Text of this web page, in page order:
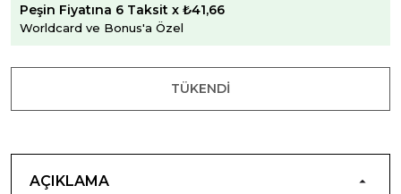
Peşin Fiyatına 6 Taksit x ₺41,66
Worldcard ve Bonus'a Özel
TÜKENDI
AÇIKLAMA